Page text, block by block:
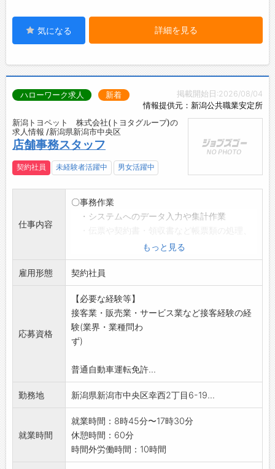
気になる 詳細を見る
掲載開始日:2026/08/04
情報提供元：新潟公共職業安定所
ハローワーク求人 新着
新潟トヨペット 株式会社(トヨタグループ)の
求人情報 /新潟県新潟市中央区
店舗事務スタッフ
契約社員 未経験者活躍中 男女活躍中
仕事内容
〇事務作業
・システムへのデータ入力や集計作業
〇お客様対応
・点検の予約対応(主に電話)
・来店客の受付・取り次ぎ
主に入力作業や帳票の処理を担当していただき
ます。
ご来店されたお客様の初期対応(着席誘導・呈
茶・取次)と電話対
入社時はクルマに詳しくなくても大丈夫です。
変更範囲:会社の定める範囲
もっと見る
雇用形態 契約社員
応募資格
【必要な経験等】
接客業・販売業・サービス業など接客経験の経
験(業界・業種問わ
ず)
普通自動車運転免許...
勤務地 新潟県新潟市中央区幸西2丁目6-19...
就業時間
就業時間：8時45分〜17時30分
休憩時間：60分
時間外労働時間：10時間